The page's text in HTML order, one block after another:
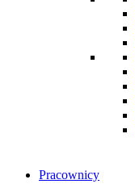
Pracownicy